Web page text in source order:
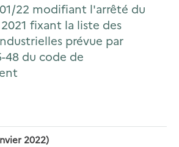
22 modifiant l'arrêté du
fixant la liste des
prévue par
48 du code de
2022)